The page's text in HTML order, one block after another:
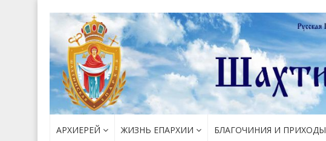
АРХИЕРЕЙ ЖИЗНЬ ЕПАРХИИ БЛАГОЧИНИЯ И ПРИХОДЫ